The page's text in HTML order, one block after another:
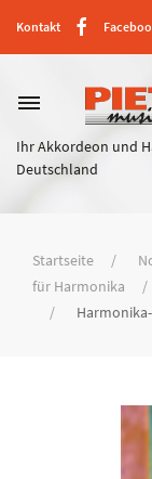
Kontakt
dehaze
Ihr Akkordeon und
Deutschland
Startseite
für Harmonika